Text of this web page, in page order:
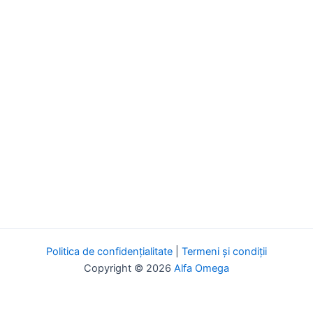
Politica de confidențialitate
Termeni și condiții
Copyright © 2026 Alfa Omega